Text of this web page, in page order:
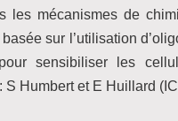
les mécanismes de
sur l’utilisation
sensibiliser les
Humbert et E Huillard